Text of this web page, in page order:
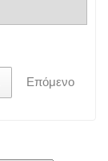
Επόμενο